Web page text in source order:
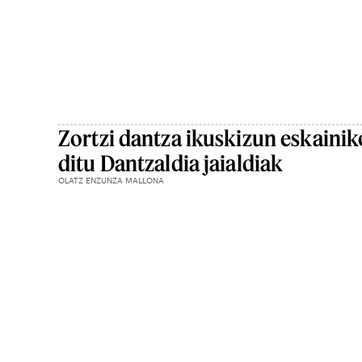
Zortzi dantza ikuskizun
ditu Dantzaldia jaialdiak
OLATZ ENZUNZA MALLONA